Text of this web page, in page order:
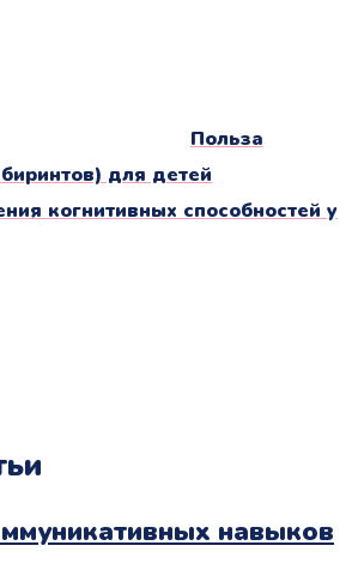
Польза
для детей
когнитивных способностей у
навыков